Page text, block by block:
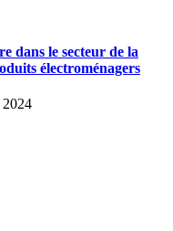
dans le secteur de la
électroménagers
2024